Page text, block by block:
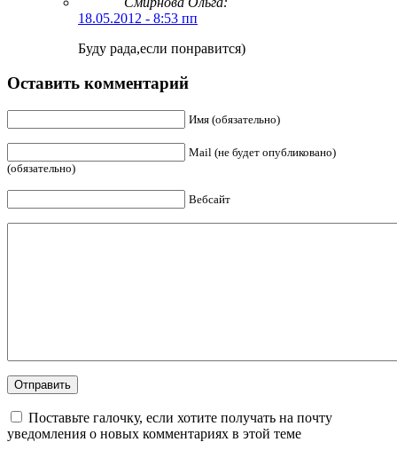
18.05.2012 - 8:53 пп
Буду рада,если понравится)
Оставить комментарий
Имя (обязательно)
Mail (не будет опубликовано)
(обязательно)
Вебсайт
Поставьте галочку, если хотите получать на почту
уведомления о новых комментариях в этой теме